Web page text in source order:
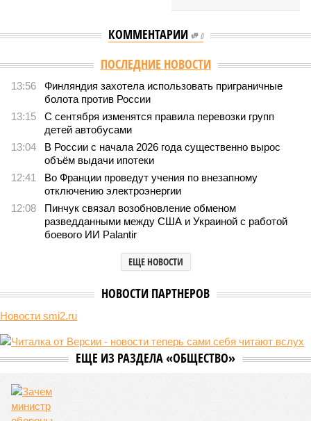
КОММЕНТАРИИ 0
ПОСЛЕДНИЕ НОВОСТИ
13:56
Финляндия захотела использовать приграничные
болота против России
13:15
С сентября изменятся правила перевозки групп
детей автобусами
13:04
В России с начала 2026 года существенно вырос
объём выдачи ипотеки
12:41
Во Франции проведут учения по внезапному
отключению электроэнергии
12:08
Пинчук связал возобновление обменом
разведданными между США и Украиной с работой
боевого ИИ Palantir
ЕЩЕ НОВОСТИ
НОВОСТИ ПАРТНЕРОВ
Новости smi2.ru
ЕЩЕ ИЗ РАЗДЕЛА «ОБЩЕСТВО»